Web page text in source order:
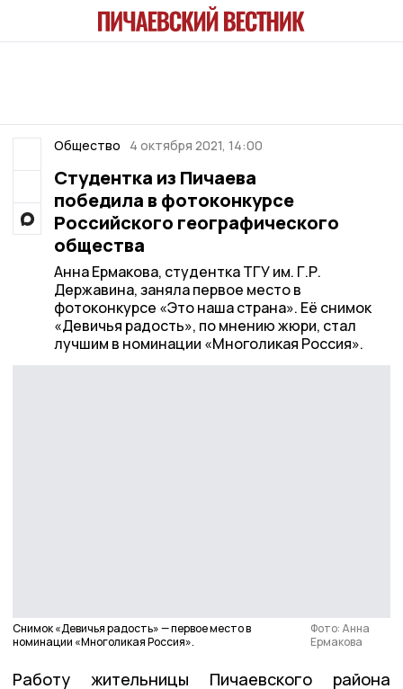
Общество 4 октября 2021, 14:00
Студентка из Пичаева
победила в фотоконкурсе
Российского географического
общества
Анна Ермакова, студентка ТГУ им. Г.Р.
Державина, заняла первое место в
фотоконкурсе «Это наша страна». Её снимок
«Девичья радость», по мнению жюри, стал
лучшим в номинации «Многоликая Россия».
Снимок «Девичья радость» — первое место в
номинации «Многоликая Россия».
Фото: Анна
Ермакова
Работу жительницы Пичаевского района